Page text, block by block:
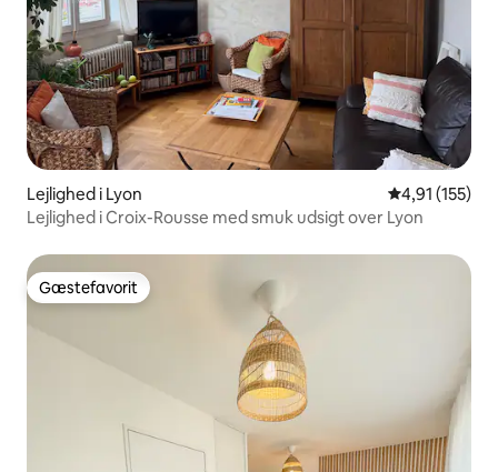
Lejlighed i Lyon 4,91 ud af 5 i
4,91 (155)
Lejlighed i Croix-Rousse med smuk udsigt over Lyon
Gæstefavorit
Gæstefavorit